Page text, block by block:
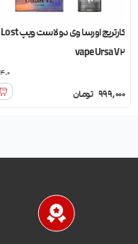
کارتریج اورسا وی دو لاست ویپ Lost
vape Ursa V2
999,000 تومان
4.0